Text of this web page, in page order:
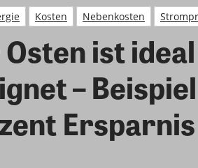
Kosten Nebenkosten
Osten ist
–